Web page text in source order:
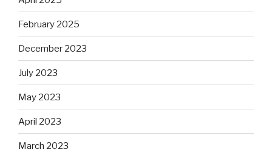
February 2025
December 2023
July 2023
May 2023
April 2023
March 2023